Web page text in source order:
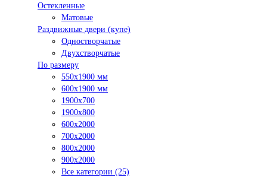
Остекленные
Матовые
Раздвижные двери (купе)
Одностворчатые
Двухстворчатые
По размеру
550x1900 мм
600x1900 мм
1900х700
1900х800
600x2000
700x2000
800x2000
900x2000
Все категории (25)